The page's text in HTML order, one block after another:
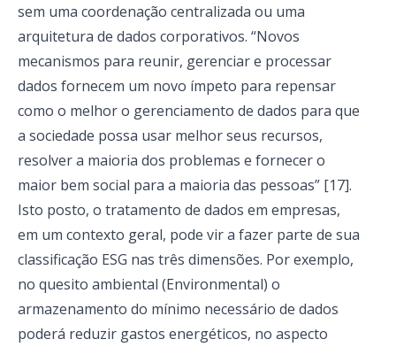
sem uma coordenação centralizada ou uma
arquitetura de dados corporativos. “Novos
mecanismos para reunir, gerenciar e processar
dados fornecem um novo ímpeto para repensar
como o melhor o gerenciamento de dados para que
a sociedade possa usar melhor seus recursos,
resolver a maioria dos problemas e fornecer o
maior bem social para a maioria das pessoas” [17].
Isto posto, o tratamento de dados em empresas,
em um contexto geral, pode vir a fazer parte de sua
classificação ESG nas três dimensões. Por exemplo,
no quesito ambiental (Environmental) o
armazenamento do mínimo necessário de dados
poderá reduzir gastos energéticos, no aspecto